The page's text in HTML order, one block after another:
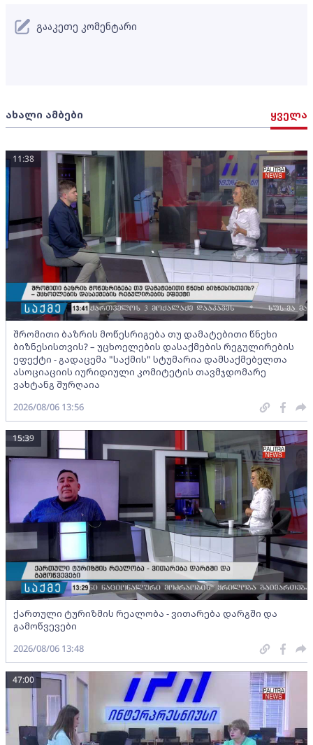
ახალი ამბები ყველა
შრომითი ბაზრის მოწესრიგება თუ დამატებითი წნეხი
ბიზნესისთვის? – უცხოელების დასაქმების რეგულირების
ეფექტი - გადაცემა "საქმის" სტუმარია დამსაქმებელთა
ასოციაციის იურიდიული კომიტეტის თავმჯდომარე
ვახტანგ შურღაია
11:38
2026/08/06 13:56
ქართული ტურიზმის რეალობა - ვითარება დარგში და
გამოწვევები
15:39
2026/08/06 13:48
47:00
გააკეთე კომენტარი